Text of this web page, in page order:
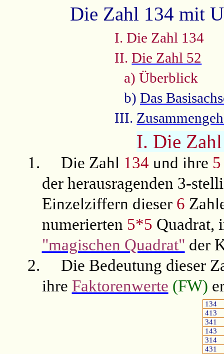
Die Zahl 134 mit
I. Die Zahl 134
II.Die Zahl 52
a) Überblick
b) Das
III.
I. Die
1. Die Zahl 134 und ihre 5
der herausragenden 3-
Einzelziffern dieser 6
numerierten 5*5 Quadrat,
"magischen Quadrat" der
2.
Die Bedeutung dieser
ihre Faktorenwerte (FW)
134
413
341
143
314
431